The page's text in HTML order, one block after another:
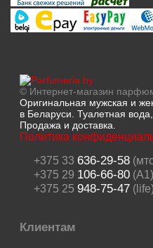
© Интернет-магазин
Оригинальная мужская и
в Беларуси. Туалетная
Продажа и доставка.
Политика
+375 33 636-29-58
+375 29 106-66-80(A1)
+375 25 948-75-47
Клиентам